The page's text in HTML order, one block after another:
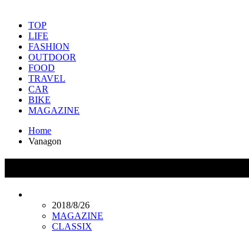
TOP
LIFE
FASHION
OUTDOOR
FOOD
TRAVEL
CAR
BIKE
MAGAZINE
Home
Vanagon
2018/8/26
MAGAZINE
CLASSIX